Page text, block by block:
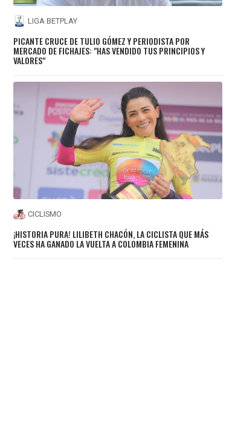
LIGA BETPLAY
PICANTE CRUCE DE TULIO GÓMEZ Y PERIODISTA POR
MERCADO DE FICHAJES: "HAS VENDIDO TUS PRINCIPIOS Y
VALORES"
CICLISMO
¡HISTORIA PURA! LILIBETH CHACÓN, LA CICLISTA QUE MÁS
VECES HA GANADO LA VUELTA A COLOMBIA FEMENINA